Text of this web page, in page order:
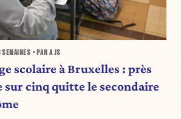
SEMAINES • PAR A JS
scolaire à Bruxelles : près
sur cinq quitte le secondaire